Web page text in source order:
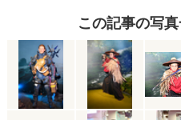
この記事の写真